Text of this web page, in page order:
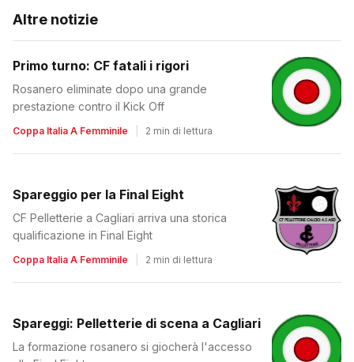
Altre notizie
Primo turno: CF fatali i rigori
Rosanero eliminate dopo una grande
prestazione contro il Kick Off
Coppa Italia A Femminile 2 min di lettura
Spareggio per la Final Eight
CF Pelletterie a Cagliari arriva una storica
qualificazione in Final Eight
Coppa Italia A Femminile 2 min di lettura
Spareggi: Pelletterie di scena a Cagliari
La formazione rosanero si giocherà l'accesso